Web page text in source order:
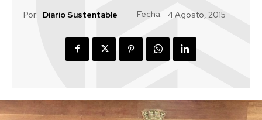
Por: Diario Sustentable Fecha: 4 Agosto, 2015